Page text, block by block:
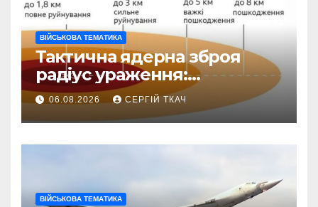
ВІЙСЬКОВА ТЕМАТИКА
Тактична ядерна зброя
радіус ураження:
детальний розбір зон
знищення
06.08.2026 СЕРГІЙ ТКАЧ
ВІЙСЬКОВА ТЕМАТИКА